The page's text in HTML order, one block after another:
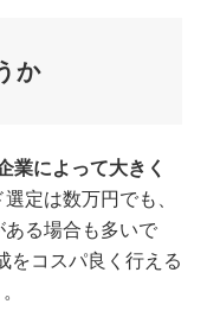
か
業によって大きく
定は数万円でも、
る場合も多いで
をコスパ良く行える